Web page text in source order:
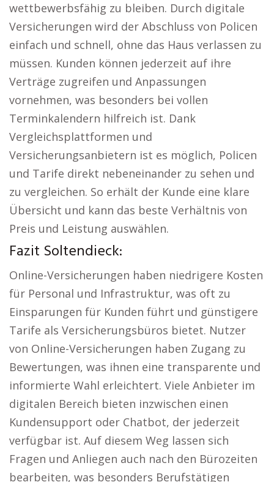
wettbewerbsfähig zu bleiben. Durch digitale
Versicherungen wird der Abschluss von Policen
einfach und schnell, ohne das Haus verlassen zu
müssen. Kunden können jederzeit auf ihre
Verträge zugreifen und Anpassungen
vornehmen, was besonders bei vollen
Terminkalendern hilfreich ist. Dank
Vergleichsplattformen und
Versicherungsanbietern ist es möglich, Policen
und Tarife direkt nebeneinander zu sehen und
zu vergleichen. So erhält der Kunde eine klare
Übersicht und kann das beste Verhältnis von
Preis und Leistung auswählen.
Fazit Soltendieck:
Online-Versicherungen haben niedrigere Kosten
für Personal und Infrastruktur, was oft zu
Einsparungen für Kunden führt und günstigere
Tarife als Versicherungsbüros bietet. Nutzer
von Online-Versicherungen haben Zugang zu
Bewertungen, was ihnen eine transparente und
informierte Wahl erleichtert. Viele Anbieter im
digitalen Bereich bieten inzwischen einen
Kundensupport oder Chatbot, der jederzeit
verfügbar ist. Auf diesem Weg lassen sich
Fragen und Anliegen auch nach den Bürozeiten
bearbeiten, was besonders Berufstätigen